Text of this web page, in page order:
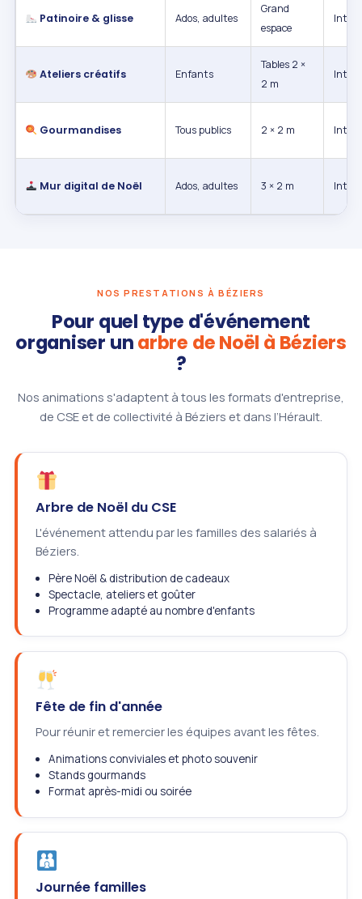
Patinoire & glisse Ados, adultes
Grand
espace
Int. /
Ateliers créatifs Enfants
Tables 2 ×
2 m
Gourmandises Tous publics 2 × 2 m Int. /
Mur digital de Noël Ados, adultes 3 × 2 m
NOS PRESTATIONS À BÉZIERS
Pour quel type d'événement
organiser unarbre de Noël à Béziers
?
Nos animations s'adaptent à tous les formats d'entreprise,
de CSE et de collectivité à Béziers et dans l’Hérault.
Arbre de Noël du CSE
L'événement attendu par les familles des salariés à
Béziers.
Père Noël & distribution de cadeaux
Spectacle, ateliers et goûter
Programme adapté au nombre d'enfants
Fête de fin d'année
Pour réunir et remercier les équipes avant les fêtes.
Animations conviviales et photo souvenir
Stands gourmands
Format après-midi ou soirée
Journée familles